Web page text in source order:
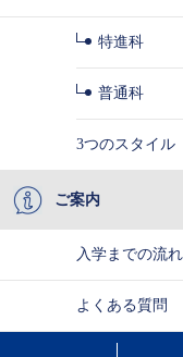
特進科
普通科
3つのスタイル
ご案内
入学までの流れ
よくある質問